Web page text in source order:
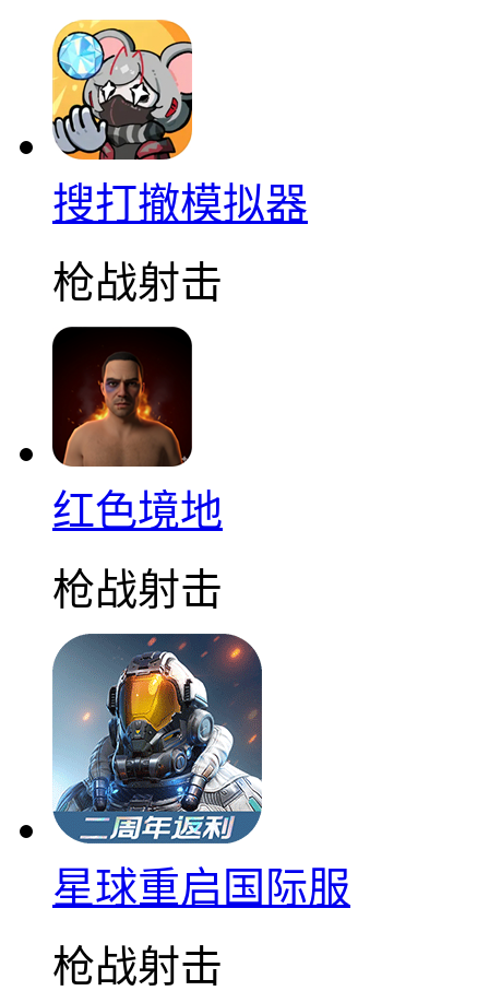
搜打撤模拟器
枪战射击
红色境地
枪战射击
星球重启国际服
枪战射击